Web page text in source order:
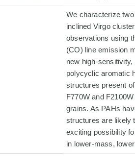
We characterize
inclined Virgo
observations using
(CO) line emission
new high-
polycyclic aromatic
structures present
F770W and
grains. As PAHs
structures are likely
exciting possibility
in lower-mass,